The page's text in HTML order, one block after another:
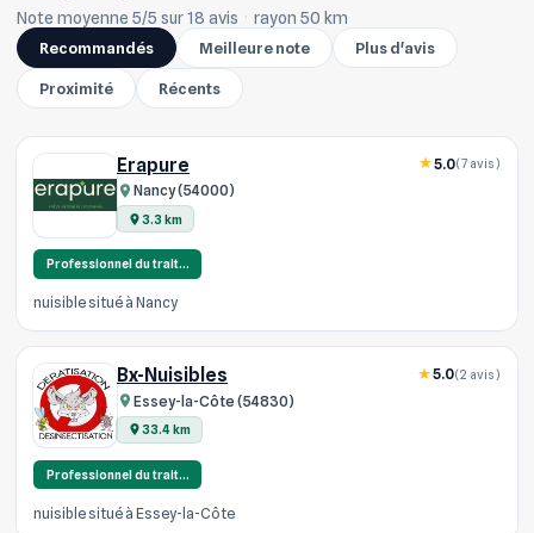
Note moyenne 5/5 sur 18 avis · rayon 50 km
Recommandés
Meilleure note Plus d'avis
Proximité Récents
Erapure
Nancy (54000)
3.3 km
5.0(7 avis)
Professionnel du trait…
nuisible situé à Nancy
Bx-Nuisibles
Essey-la-Côte (54830)
33.4 km
5.0(2 avis)
Professionnel du trait…
nuisible situé à Essey-la-Côte